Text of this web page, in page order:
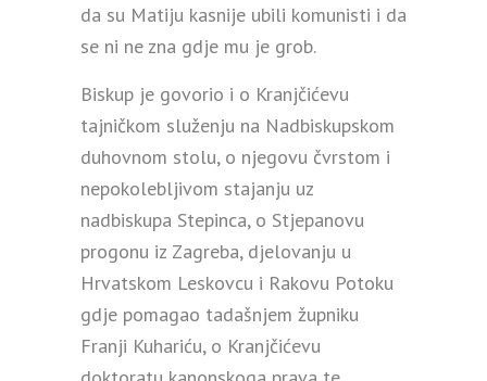
da su Matiju kasnije ubili komunisti i da
se ni ne zna gdje mu je grob.
Biskup je govorio i o Kranjčićevu
tajničkom služenju na Nadbiskupskom
duhovnom stolu, o njegovu čvrstom i
nepokolebljivom stajanju uz
nadbiskupa Stepinca, o Stjepanovu
progonu iz Zagreba, djelovanju u
Hrvatskom Leskovcu i Rakovu Potoku
gdje pomagao tadašnjem župniku
Franji Kuhariću, o Kranjčićevu